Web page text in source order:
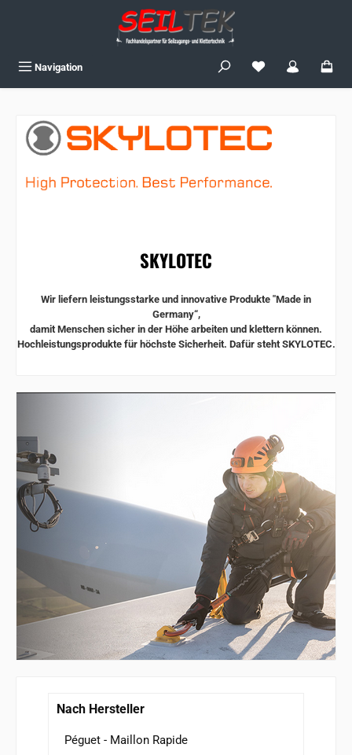
Navigation Du hast 0
SKYLOTEC
Wir liefern leistungsstarke und innovative Produkte "Made in
Germany“,
damit Menschen sicher in der Höhe arbeiten und klettern können.
Hochleistungsprodukte für höchste Sicherheit. Dafür steht SKYLOTEC.
Nach Hersteller
Péguet - Maillon Rapide